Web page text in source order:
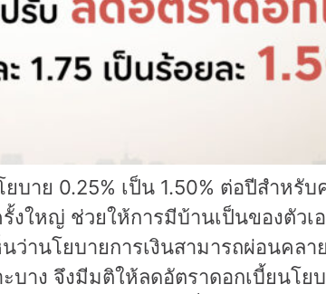
าย 0.25% เป็น 1.50% ต่อปีสำหรั
หญ่ ช่วยให้การมีบ้านเป็นของตัวเอ
นโยบายการเงินสามารถผ่อนคลา
บาง จึงมีมติให้ลดอัตราดอกเบี้ยนโ